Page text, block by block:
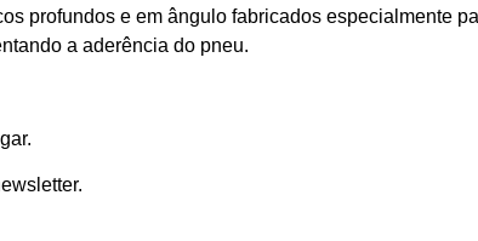
profundos e em ângulo fabricados especialmente
a aderência do pneu.